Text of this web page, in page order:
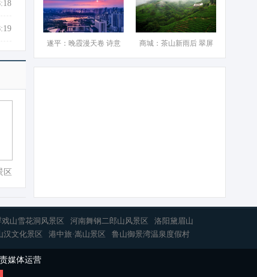
区
遂平：晚霞漫天卷 诗意 商城：茶山新雨后 翠屏
山雪花洞风景区 河南舞钢二郎山风景区
洛阳黛眉山
汉文化景区 港中旅·嵩山景区 鲁山御景湾温泉度假村
媒体运营